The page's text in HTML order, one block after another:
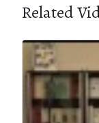
Related